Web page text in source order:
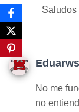
Saludos
No me
no